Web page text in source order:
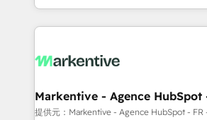
か？ ✓ HubSpot Eliteパートナー認
ード受賞・HUGリーダー ✓
HubSpot大百科 出版 CRM・AI活用に関するご相談、現
せください。
Loop Marketing framework through
services, smart agents, and
results, fast. ⚙️CRM & RevOps: Align all Hubs to your
🎯Demand Gen & ABM: Drive
ABM, AEO, SEO, & paid media. 👩‍💻Web Design:
Markentive - Agence HubSpot
提供元：Markentive - Agence HubSpot - FR